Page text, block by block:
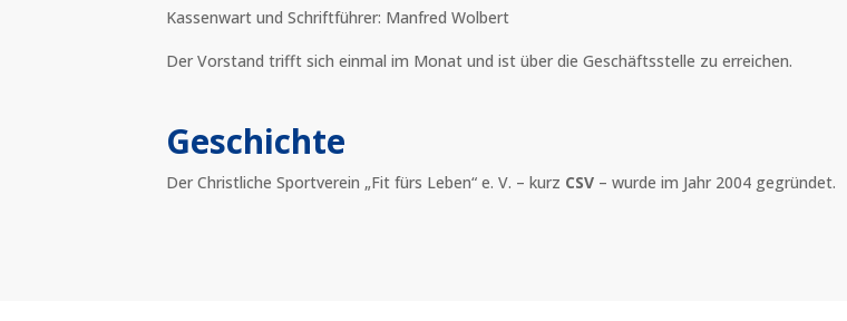
Kassenwart und Schriftführer: Manfred Wolbert
Der Vorstand trifft sich einmal im Monat und ist über die Geschäftsstelle zu erreichen.
Geschichte
Der Christliche Sportverein „Fit fürs Leben“ e. V. – kurz CSV – wurde im Jahr 2004 gegründet.